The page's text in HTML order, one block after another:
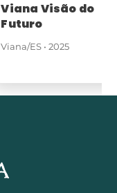
Viana Visão do
Futuro
Viana/ES • 2025